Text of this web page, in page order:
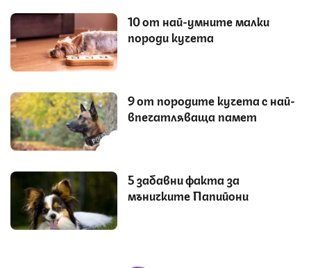
10 от най-умните малки
породи кучета
9 от породите кучета с най-
впечатляваща памет
5 забавни факта за
мъничките Папийони